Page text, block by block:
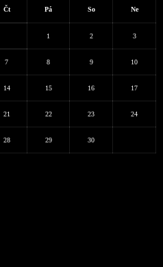
Čt Pá So Ne
1 2 3
7 8 9 10
14 15 16 17
21 22 23 24
28 29 30